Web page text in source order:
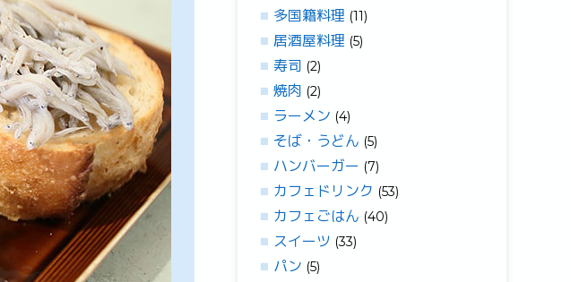
多国籍料理 (11)
居酒屋料理 (5)
寿司 (2)
焼肉 (2)
ラーメン (4)
そば・うどん (5)
ハンバーガー (7)
カフェドリンク (53)
カフェごはん (40)
スイーツ (33)
パン (5)